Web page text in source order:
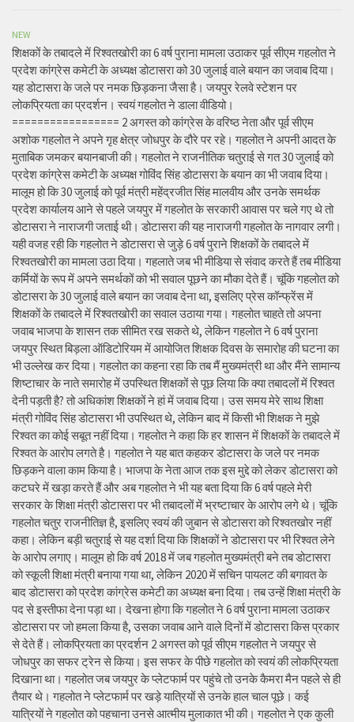
NEW
शिक्षकों के तबादले में रिश्वतखोरी का 6 वर्ष पुराना मामला उठाकर पूर्व सीएम गहलोत ने
प्रदेश कांग्रेस कमेटी के अध्यक्ष डोटासरा को 30 जुलाई वाले बयान का जवाब दिया।
यह डोटासरा के जले पर नमक छिड़कना जैसा है। जयपुर रेलवे स्टेशन पर
लोकप्रियता का प्रदर्शन। स्वयं गहलोत ने डाला वीडियो।
================= 2 अगस्त को कांग्रेस के वरिष्ठ नेता और पूर्व सीएम
अशोक गहलोत ने अपने गृह क्षेत्र जोधपुर के दौरे पर रहे। गहलोत ने अपनी आदत के
मुताबिक जमकर बयानबाजी की। गहलोत ने राजनीतिक चतुराई से गत 30 जुलाई को
प्रदेश कांग्रेस कमेटी के अध्यक्ष गोविंद सिंह डोटासरा के बयान का भी जवाब दिया।
मालूम हो कि 30 जुलाई को पूर्व मंत्री महेंद्रजीत सिंह मालवीय और उनके समर्थक
प्रदेश कार्यालय आने से पहले जयपुर में गहलोत के सरकारी आवास पर चले गए थे तो
डोटासरा ने नाराजगी जताई थी। डोटासरा की यह नाराजगी गहलोत के नागवार लगी।
यही वजह रही कि गहलोत ने डोटासरा से जुड़े 6 वर्ष पुराने शिक्षकों के तबादले में
रिश्वतखोरी का मामला उठा दिया। गहलाते जब भी मीडिया से संवाद करते हैं तब मीडिया
कर्मियों के रूप में अपने समर्थकों को भी सवाल पूछने का मौका देते हैं। चूंकि गहलोत को
डोटासरा के 30 जुलाई वाले बयान का जवाब देना था, इसलिए प्रेस कॉन्फ्रेंस में
शिक्षकों के तबादले में रिश्वतखोरी का सवाल उठाया गया। गहलोत चाहते तो अपना
जवाब भाजपा के शासन तक सीमित रख सकते थे, लेकिन गहलोत ने 6 वर्ष पुराना
जयपुर स्थित बिड़ला ऑडिटोरियम में आयोजित शिक्षक दिवस के समारोह की घटना का
भी उल्लेख कर दिया। गहलोत का कहना रहा कि तब मैं मुख्यमंत्री था और मैंने सामान्य
शिष्टाचार के नाते समारोह में उपस्थित शिक्षकों से पूछ लिया कि क्या तबादलों में रिश्वत
देनी पड़ती है? तो अधिकांश शिक्षकों ने हां में जवाब दिया। उस समय मेरे साथ शिक्षा
मंत्री गोविंद सिंह डोटासरा भी उपस्थित थे, लेकिन बाद में किसी भी शिक्षक ने मुझे
रिश्वत का कोई सबूत नहीं दिया। गहलोत ने कहा कि हर शासन में शिक्षकों के तबादले में
रिश्वत के आरोप लगते है। गहलोत ने यह बात कहकर डोटासरा के जले पर नमक
छिड़कने वाला काम किया है। भाजपा के नेता आज तक इस मुद्दे को लेकर डोटासरा को
कटघरे में खड़ा करते हैं और अब गहलोत ने भी यह बता दिया कि 6 वर्ष पहले मेरी
सरकार के शिक्षा मंत्री डोटासरा पर भी तबादलों में भ्रष्टाचार के आरोप लगे थे। चूंकि
गहलोत चतुर राजनीतिज्ञ है, इसलिए स्वयं की जुबान से डोटासरा को रिश्वतखोर नहीं
कहा। लेकिन बड़ी चतुराई से यह दर्शा दिया कि शिक्षकों ने डोटासरा पर भी रिश्वत लेने
के आरोप लगाए। मालूम हो कि वर्ष 2018 में जब गहलोत मुख्यमंत्री बने तब डोटासरा
को स्कूली शिक्षा मंत्री बनाया गया था, लेकिन 2020 में सचिन पायलट की बगावत के
बाद डोटासरा को प्रदेश कांग्रेस कमेटी का अध्यक्ष बना दिया। तब उन्हें शिक्षा मंत्री के
पद से इस्तीफा देना पड़ा था। देखना होगा कि गहलोत ने 6 वर्ष पुराना मामला उठाकर
डोटासरा पर जो हमला किया है, उसका जवाब आने वाले दिनों में डोटासरा किस प्रकार
से देते हैं। लोकप्रियता का प्रदर्शन 2 अगस्त को पूर्व सीएम गहलोत ने जयपुर से
जोधपुर का सफर ट्रेन से किया। इस सफर के पीछे गहलोत को स्वयं की लोकप्रियता
दिखाना था। गहलोत जब जयपुर के प्लेटफार्म पर पहुंचे तो उनके कैमरा मैन पहले से ही
तैयार थे। गहलोत ने प्लेटफार्म पर खड़े यात्रियों से उनके हाल चाल पूछे। कई
यात्रियों ने गहलोत को पहचाना उनसे आत्मीय मुलाकात भी की। गहलोत ने एक कुली